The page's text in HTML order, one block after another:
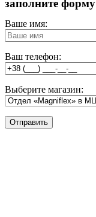
заполните форму
Ваше имя:
Ваш телефон:
Выберите магазин: